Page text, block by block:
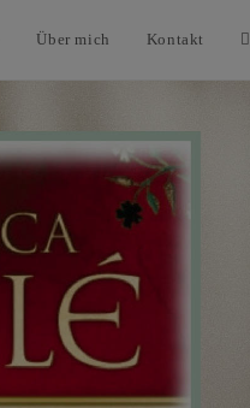
Über mich Kontakt